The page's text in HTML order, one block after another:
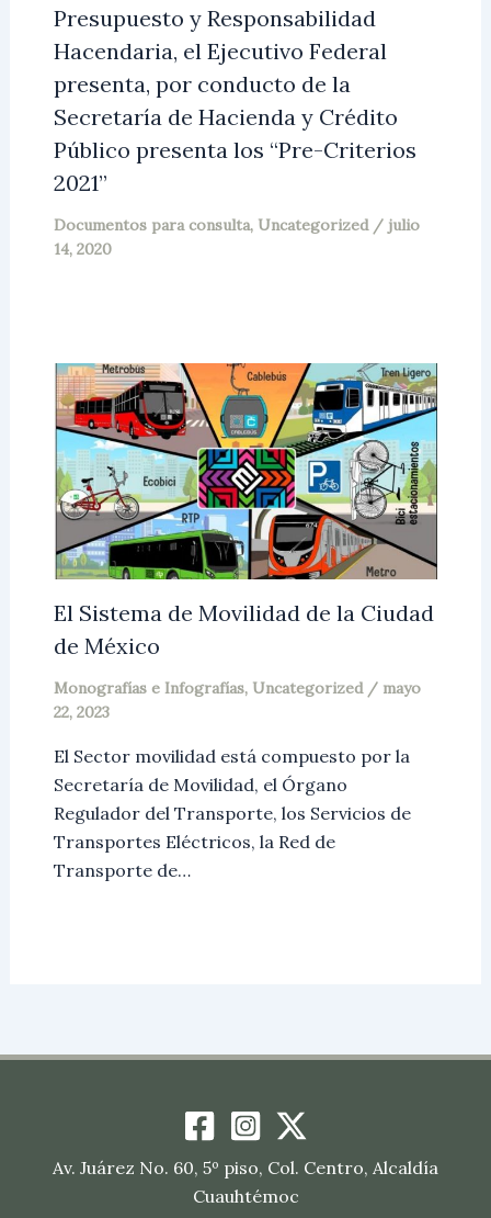
Presupuesto y Responsabilidad
Hacendaria, el Ejecutivo Federal
presenta, por conducto de la
Secretaría de Hacienda y Crédito
Público presenta los “Pre-Criterios
2021”
Documentos para consulta, Uncategorized/ julio
14, 2020
El Sistema de Movilidad de la Ciudad
de México
Monografías e Infografías, Uncategorized/ mayo
22, 2023
El Sector movilidad está compuesto por la
Secretaría de Movilidad, el Órgano
Regulador del Transporte, los Servicios de
Transportes Eléctricos, la Red de
Transporte de…
Av. Juárez No. 60, 5º piso, Col. Centro, Alcaldía
Cuauhtémoc